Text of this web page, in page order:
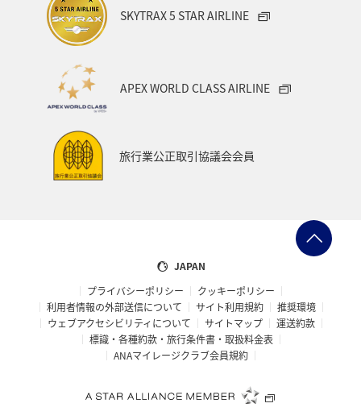
SKYTRAX 5 STAR AIRLINE
APEX WORLD CLASS AIRLINE
旅行業公正取引協議会会員
JAPAN
プライバシーポリシー
クッキーポリシー
利用者情報の外部送信について
サイト利用規約
推奨環境
ウェブアクセシビリティについて
サイトマップ
運送約款
標識・各種約款・旅行条件書・取扱料金表
ANAマイレージクラブ会員規約